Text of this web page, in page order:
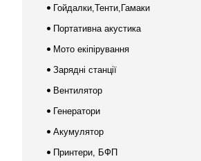
Гойдалки,Тенти,Гамаки
Портативна акустика
Мото екіпірування
Зарядні станції
Вентилятор
Генератори
Акумулятор
Принтери, БФП